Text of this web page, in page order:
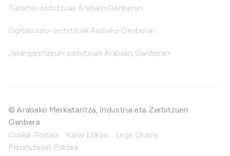
Turismo-zerbitzuak Arabako Ganberan
Digitalizazio-zerbitzuak Arabako Ganberan
Jasangarritasun-zerbitzuak Arabako Ganberan
© Arabako Merkataritza, Industria eta Zerbitzuen
Ganbera
Cookie Politika Kanal Etikoa
Lege Oharra
Pribatutasun Politika